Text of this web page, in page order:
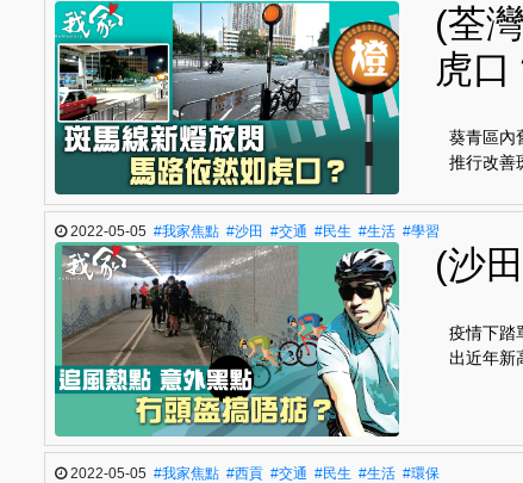
(荃
虎口
葵青區內
推行改善
2022-05-05 #我家焦點 #沙田 #交通 #民生 #生活 #學習
(沙
疫情下踏
出近年新
2022-05-05 #我家焦點 #西貢 #交通 #民生 #生活 #環保